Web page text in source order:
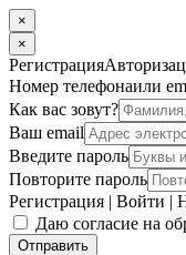
×
×
Регистрация
Номер телефонаили
Как вас зовут?
Ваш email
Введите пароль
Повторите пароль
Регистрация | Войти |
Даю согласие на
Отправить